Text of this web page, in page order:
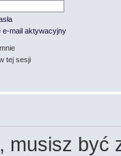
e-mail aktywacyjny
tej sesji
musisz być